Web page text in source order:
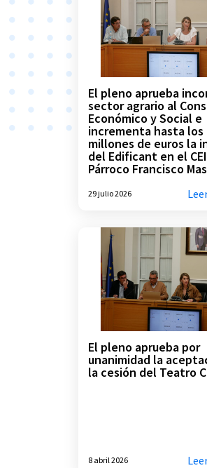
El pleno aprueba
sector agrario al
Económico y Social e
incrementa hasta los
millones de euros la
del Edificant en el
Párroco Francisco Mas
29 julio 2026
El pleno aprueba por
unanimidad la
la cesión del Teatro
8 abril 2026